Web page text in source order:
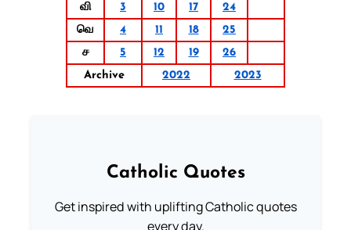
வி
3 10 17
24
வெ
4 11 18
25
ச
5 12 19
26
Archive
2022 2023
Catholic Quotes
Get inspired with uplifting Catholic quotes
every day.